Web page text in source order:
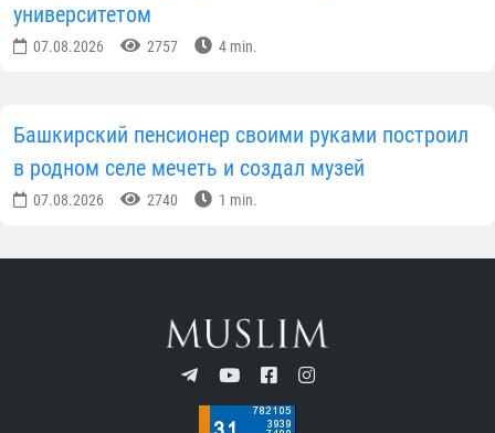
университетом
07.08.2026 2757 4 min.
Башкирский пенсионер своими руками построил
в родном селе мечеть и создал музей
07.08.2026 2740 1 min.